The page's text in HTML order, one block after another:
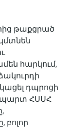
թաքցրած
հարկում,
դպրոցի
ՀՍՍՀ
բոլոր